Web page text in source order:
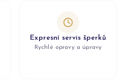
Expresní servis šperků
Rychlé opravy a úpravy